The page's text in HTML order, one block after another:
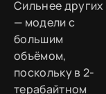
Сильнее других
— модели с
большим
объёмом,
поскольку в 2-
терабайтном